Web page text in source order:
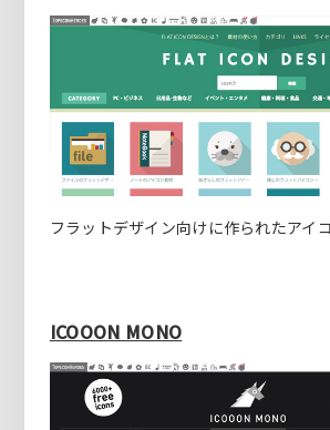
フラットデザイン向けに作られたアイ
ICOOON MONO